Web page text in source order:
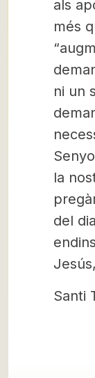
als
més
ni un
la
del
Santi